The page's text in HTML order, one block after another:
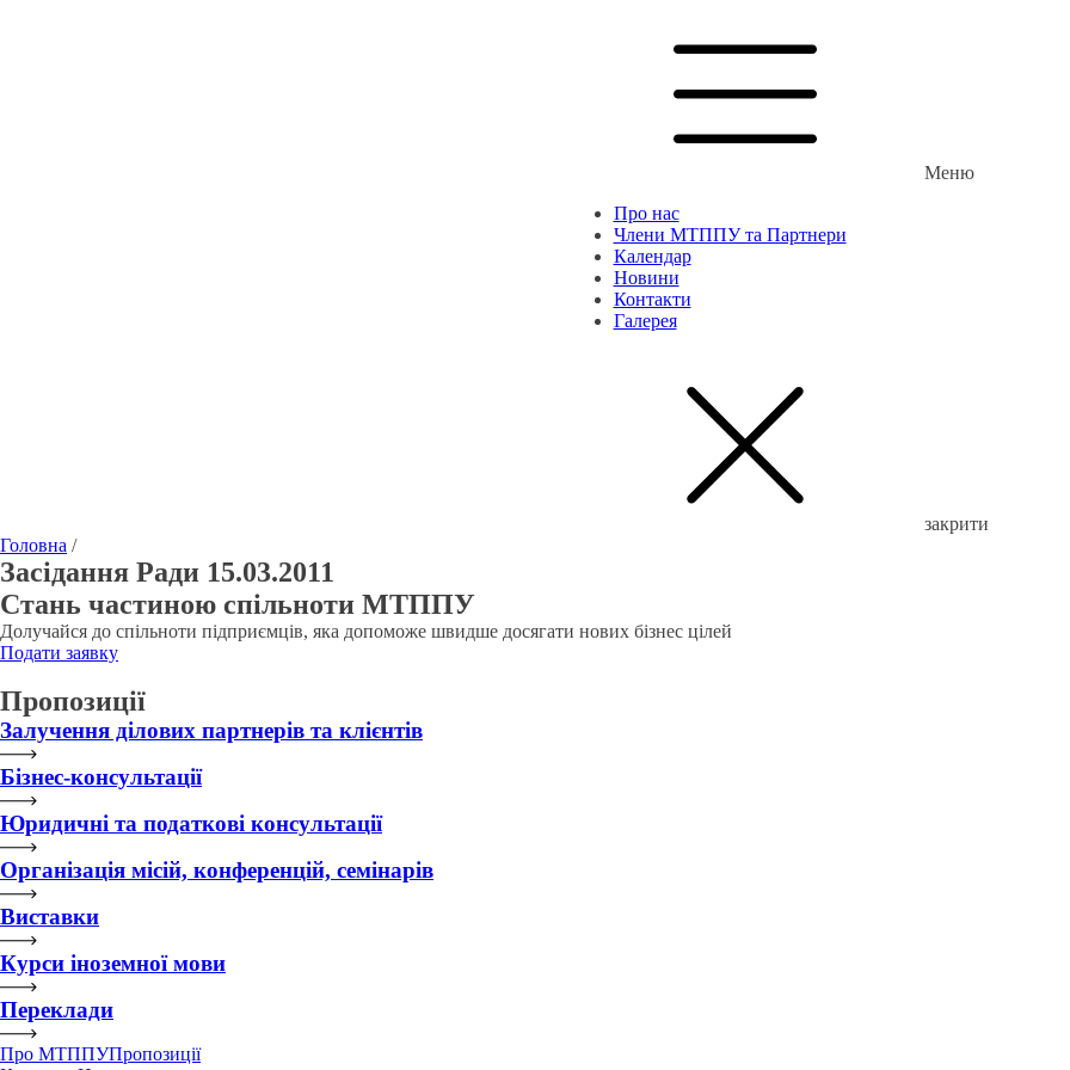
Меню
Про нас
Члени МТППУ та Партнери
Календар
Новини
Контакти
Галерея
закрити
Головна /
Засідання Ради 15.03.2011
Стань частиною спільноти МТППУ
Долучайся до спільноти підприємців, яка допоможе швидше досягати нових бізнес цілей
Подати заявку
Пропозиції
Залучення ділових партнерів та клієнтів
Бізнес-консультації
Юридичні та податкові консультації
Організація місій, конференцій, семінарів
Виставки
Курси іноземної мови
Переклади
Про МТППУПропозиції